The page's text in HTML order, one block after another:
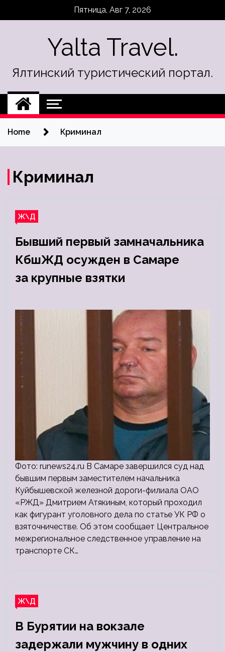
Пятница, Авг 7, 2026
Yalta Travel.
Ялтинский туристический портал.
Home Криминал
Криминал
Ж\Д
Бывший первый замначальника
КбшЖД осужден в Самаре
за крупные взятки
Фото: runews24.ru В Самаре завершился суд над
бывшим первым заместителем начальника
Куйбышевской железной дороги-филиала ОАО
«РЖД» Дмитрием Атякиным, который проходил
как фигурант уголовного дела по статье УК РФ о
взяточничестве. Об этом сообщает Центральное
межрегиональное следственное управление на
транспорте СК…
Ж\Д
В Бурятии на вокзале
задержали мужчину в одних